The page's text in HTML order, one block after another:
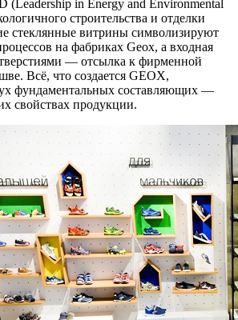
(Leadership in Energy and Environmental
строительства и отделки
стеклянные витрины символизируют
на фабриках Geox, а входная
— отсылка к фирменной
Всё, что создается GEOX,
фундаментальных составляющих —
свойствах продукции.